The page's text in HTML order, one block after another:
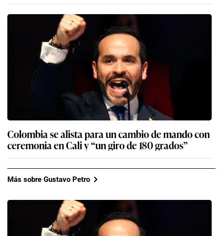
Colombia se alista para un cambio de mando con
ceremonia en Cali y “un giro de 180 grados”
Más sobre Gustavo Petro